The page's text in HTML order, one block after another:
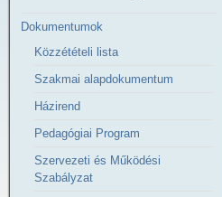
Dokumentumok
Közzétételi lista
Szakmai alapdokumentum
Házirend
Pedagógiai Program
Szervezeti és Működési
Szabályzat